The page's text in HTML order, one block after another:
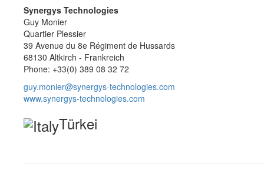
Synergys Technologies
Guy Monier
Quartier Plessier
39 Avenue du 8e Régiment de Hussards
68130 Altkirch - Frankreich
Phone: +33(0) 389 08 32 72
guy.monier@synergys-technologies.com
www.synergys-technologies.com
Türkei